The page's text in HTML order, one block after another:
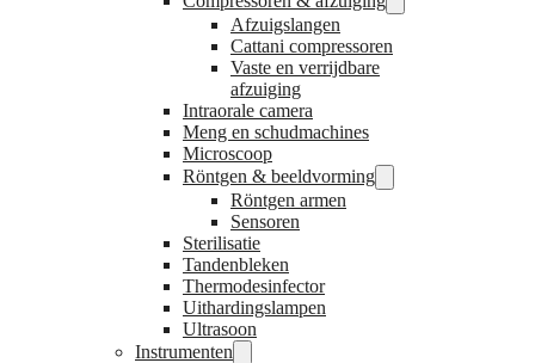
Afzuigslangen
Cattani compressoren
Vaste en verrijdbare
afzuiging
Intraorale camera
Meng en schudmachines
Microscoop
Röntgen & beeldvorming
Röntgen armen
Sensoren
Sterilisatie
Tandenbleken
Thermodesinfector
Uithardingslampen
Ultrasoon
Instrumenten